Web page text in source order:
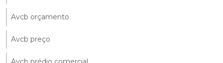
Avcb orçamento
Avcb preço